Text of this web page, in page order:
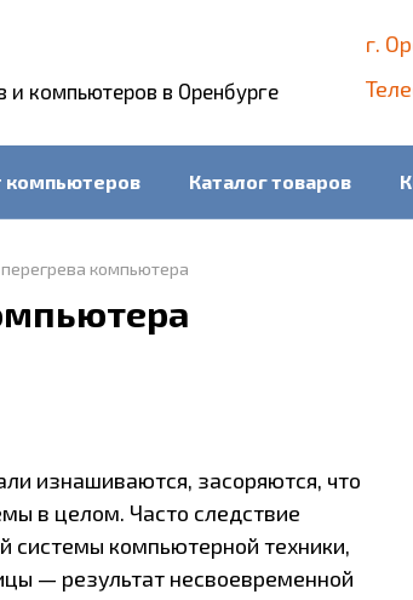
и компьютеров в Оренбурге
г.
компьютеров Каталог товаров
компьютера
изнашиваются, засоряются, что
в целом. Часто следствие
системы компьютерной техники,
— результат несвоевременной